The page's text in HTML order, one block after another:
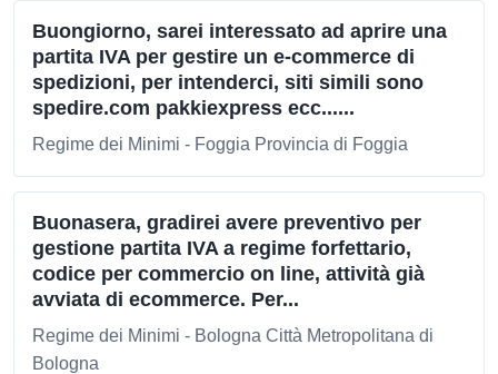
Buongiorno, sarei interessato ad aprire una
partita IVA per gestire un e-commerce di
spedizioni, per intenderci, siti simili sono
spedire.com pakkiexpress ecc......
Regime dei Minimi - Foggia Provincia di Foggia
Buonasera, gradirei avere preventivo per
gestione partita IVA a regime forfettario,
codice per commercio on line, attività già
avviata di ecommerce. Per...
Regime dei Minimi - Bologna Città Metropolitana di
Bologna